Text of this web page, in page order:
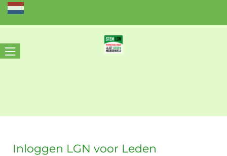
Inloggen LGN voor Leden